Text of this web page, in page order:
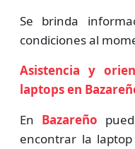
Se brinda
condiciones al
Asistencia y
laptops en
En Bazareño
encontrar la